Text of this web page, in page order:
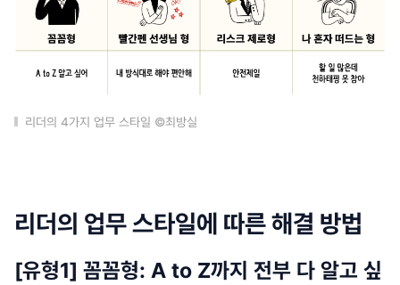
리더의 4가지 업무 스타일 ©최방실
리더의 업무 스타일에 따른 해결 방법
[유형1] 꼼꼼형: A to Z까지 전부 다 알고 싶